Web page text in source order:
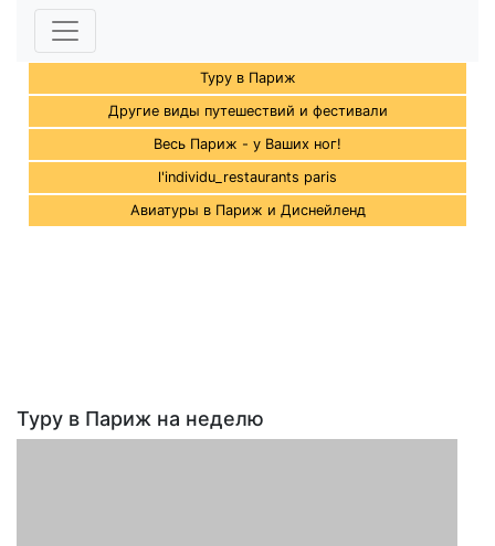
Туру в Париж
Другие виды путешествий и фестивали
Весь Париж - у Ваших ног!
l'individu_restaurants paris
Авиатуры в Париж и Диснейленд
Туру в Париж на неделю